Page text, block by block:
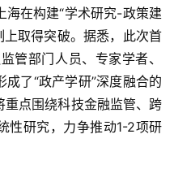
海在构建“学术研究-政策建
取得突破。据悉，此次首
管部门人员、专家学者、
了“政产学研”深度融合的
点围绕科技金融监管、跨
性研究，力争推动1-2项研